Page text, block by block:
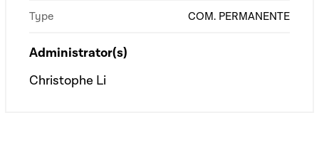
Type COM. PERMANENTE
Administrator(s)
Christophe Li